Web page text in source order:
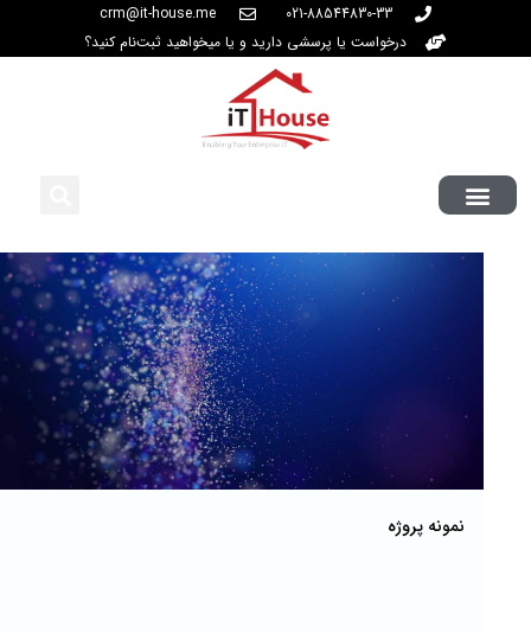
021-88544830-33
crm@it-house.me
درخواست یا پرسشی دارید و یا میخواهید ثبت‌نام کنید؟
نمونه پروژه